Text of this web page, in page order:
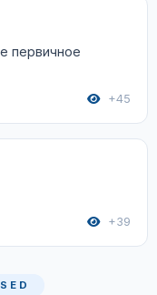
первичное
+45
+39